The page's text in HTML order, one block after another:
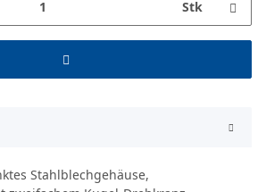
Stk
Stahlblechgehäuse,